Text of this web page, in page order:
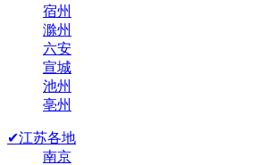
宿州
滁州
六安
宣城
池州
亳州
✔江苏各地
南京